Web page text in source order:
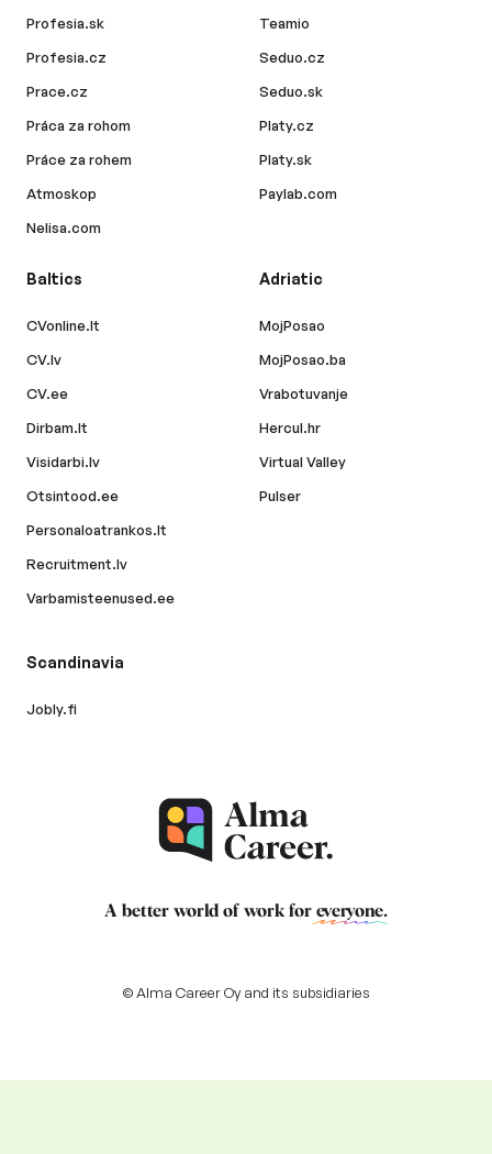
Profesia.sk
Profesia.cz
Prace.cz
Práca za rohom
Práce za rohem
Atmoskop
Nelisa.com
Teamio
Seduo.cz
Seduo.sk
Platy.cz
Platy.sk
Paylab.com
Baltics
CVonline.lt
CV.lv
CV.ee
Dirbam.lt
Visidarbi.lv
Otsintood.ee
Personaloatrankos.lt
Recruitment.lv
Varbamisteenused.ee
Adriatic
MojPosao
MojPosao.ba
Vrabotuvanje
Hercul.hr
Virtual Valley
Pulser
Scandinavia
Jobly.fi
A better world of work for everyone.
© Alma Career Oy and its subsidiaries